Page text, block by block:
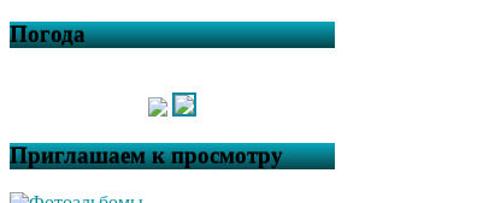
Погода
Приглашаем к просмотру